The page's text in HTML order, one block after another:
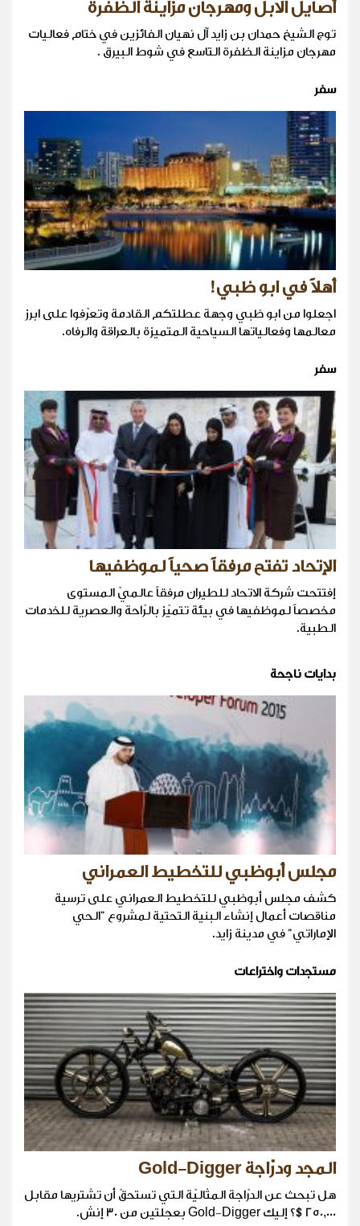
أصايل الابل ومهرجان مزاينة الظفرة
توج الشيخ حمدان بن زايد آل نهيان الفائزين في ختام فعاليات
مهرجان مزاينة الظفرة التاسع في شوط البيرق .
سفر
أهلاً في ابو ظبي!
اجعلوا من ابو ظبي وجهة عطلتكم القادمة وتعرّفوا على ابرز
معالمها وفعالياتها السياحية المتميزة بالعراقة والرفاه.
سفر
الإتحاد تفتح مرفقاً صحياً لموظفيها
إفتتحت شركة الاتحاد للطيران مرفقاً عالميّ المستوى
مخصصاً لموظفيها في بيئة تتميّز بالرّاحة والعصرية للخدمات
الطبية.
بدايات ناجحة
مجلس أبوظبي للتخطيط العمراني
كشف مجلس أبوظبي للتخطيط العمراني على ترسية
مناقصات أعمال إنشاء البنية التحتية لمشروع "الحي
الإماراتي" في مدينة زايد.
مستجدات واختراعات
المجد ودرّاجة Gold-Digger
هل تبحث عن الدرّاجة المثاليّة التي تستحقّ أن تشتريها مقابل
250,000$؟ إليك Gold-Digger بعجلتين من 30 إنش.